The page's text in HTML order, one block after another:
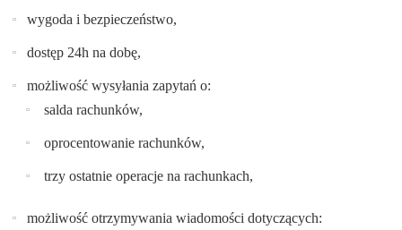
wygoda i bezpieczeństwo,
dostęp 24h na dobę,
możliwość wysyłania zapytań o:
salda rachunków,
oprocentowanie rachunków,
trzy ostatnie operacje na rachunkach,
możliwość otrzymywania wiadomości dotyczących: